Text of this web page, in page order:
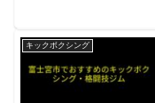
キックボクシング